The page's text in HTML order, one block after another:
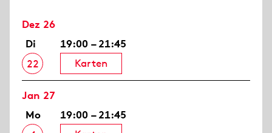
Dez 26
Di
22
19:00 – 21:45
Karten
Jan 27
Mo
19:00 – 21:45